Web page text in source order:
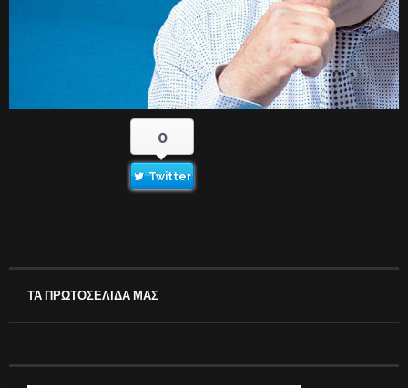
0
Twitter
ΤΑ ΠΡΩΤΟΣΕΛΙΔΑ ΜΑΣ